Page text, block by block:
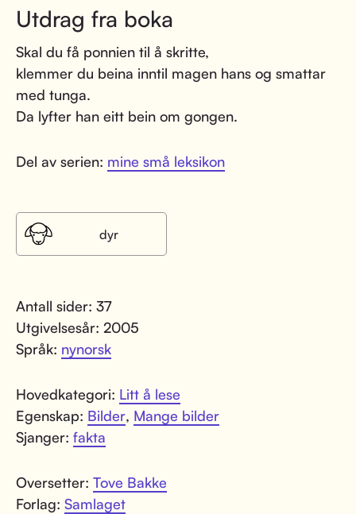
Utdrag fra boka
Skal du få ponnien til å skritte,
klemmer du beina inntil magen hans og smattar
med tunga.
Da lyfter han eitt bein om gongen.
Del av serien: mine små leksikon
dyr
Antall sider: 37
Utgivelsesår: 2005
Språk: nynorsk
Hovedkategori: Litt å lese
Egenskap: Bilder, Mange bilder
Sjanger: fakta
Oversetter: Tove Bakke
Forlag: Samlaget